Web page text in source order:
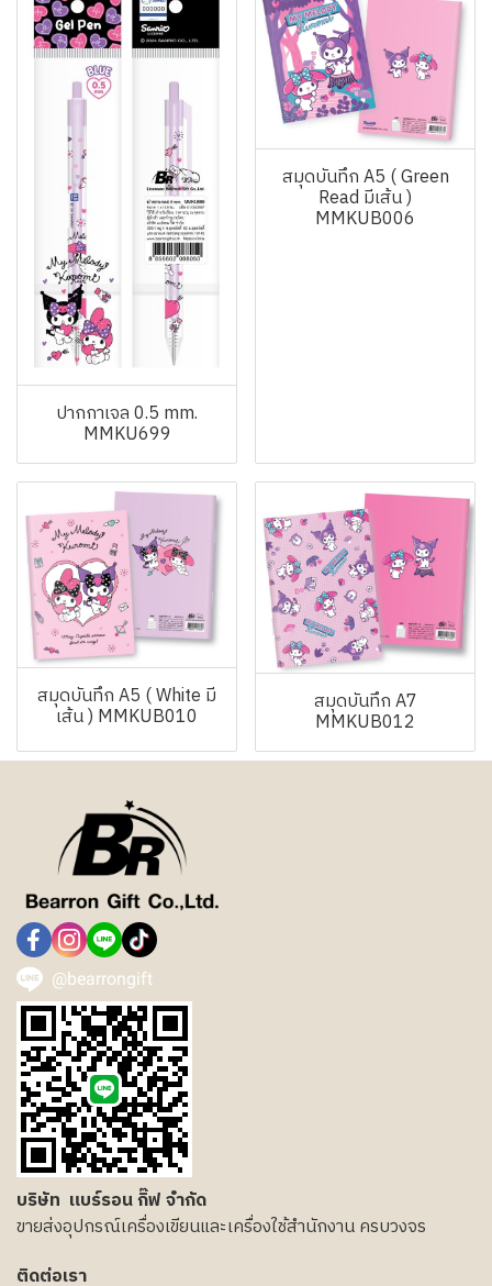
ปากกาเจล 0.5 mm.
MMKU699
สมุดบันทึก A5 ( Green
Read มีเส้น )
MMKUB006
สมุดบันทึก A5 ( White มี
เส้น ) MMKUB010
สมุดบันทึก A7
MMKUB012
@bearrongift
บริษัท แบร์รอน กิ๊ฟ จำกัด
ขายส่งอุปกรณ์เครื่องเขียนและเครื่องใช้สำนักงาน ครบวงจร
ติดต่อเรา